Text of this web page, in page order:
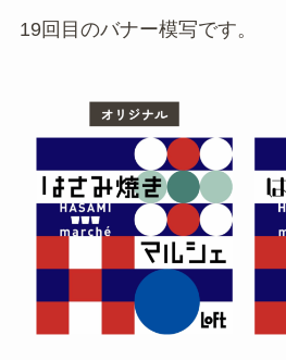
19回目のバナー模写です。